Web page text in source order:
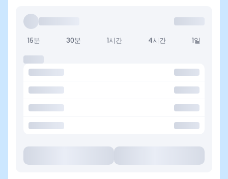
15분 30분 1시간 4시간 1일